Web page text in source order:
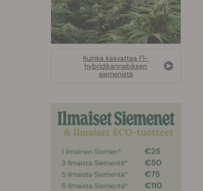
Kuinka kasvattaa F1-
hybridikannabiksen
siemenistä